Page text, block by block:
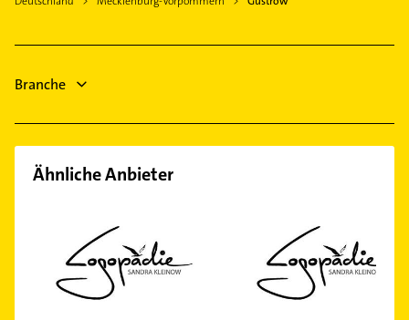
Allgemeinarzt
Bauunternehmen
Immobilien
Branche
Ähnliche Anbieter